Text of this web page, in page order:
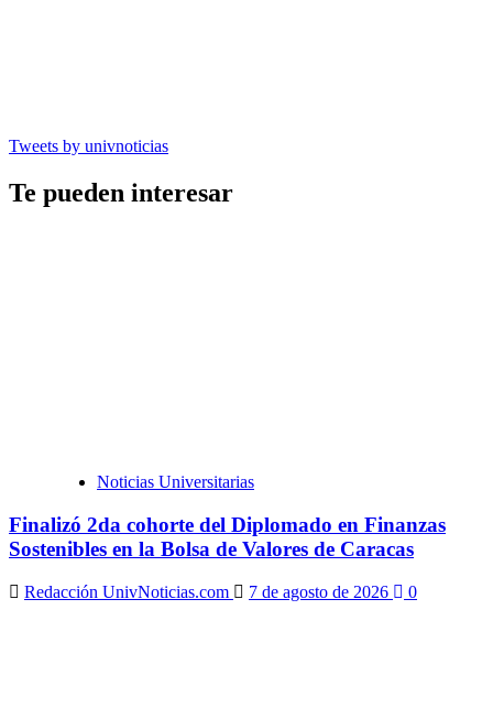
Tweets by univnoticias
Te pueden interesar
Noticias Universitarias
Finalizó 2da cohorte del Diplomado en Finanzas
Sostenibles en la Bolsa de Valores de Caracas
Redacción UnivNoticias.com 7 de agosto de 2026 0